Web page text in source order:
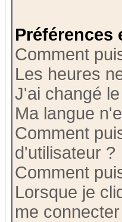
Préférences
Comment
Les heures
J'ai changé
Ma langue
Comment
d'utilisateur ?
Comment
Lorsque je
me connecter